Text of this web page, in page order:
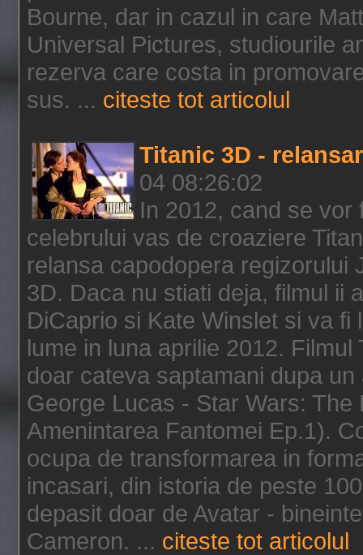
Bourne, dar in cazul in care
Universal Pictures, studiourile
rezerva care costa in
sus. ... citeste tot articolul
Titanic 3D -
04 08:26:02
In 2012, cand se
celebrului vas de croaziere
relansa capodopera regizorului
3D. Daca nu stiati deja, filmul ii
DiCaprio si Kate Winslet si va
lume in luna aprilie 2012.
doar cateva saptamani dupa
George Lucas - Star Wars:
Amenintarea Fantomei Ep.1).
ocupa de transformarea in
incasari, din istoria de peste
depasit doar de Avatar -
Cameron. ... citeste tot articolul